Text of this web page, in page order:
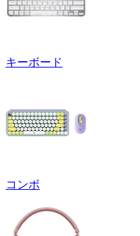
キーボード
コンボ